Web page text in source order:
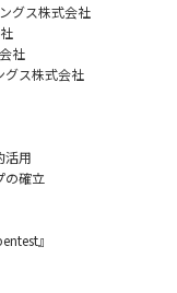
グス株式会社
社
グス株式会社
活用
の確立
』